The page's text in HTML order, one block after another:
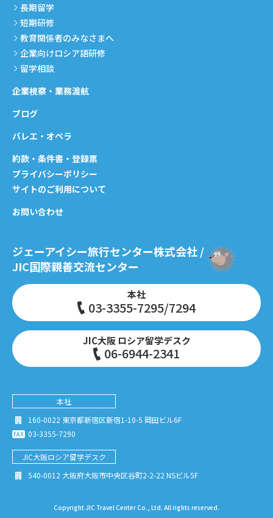
長期留学
短期研修
教育関係者のみなさまへ
企業向けロシア語研修
留学相談
企業視察・業務渡航
ブログ
バレエ・オペラ
約款・条件書・登録票
プライバシーポリシー
サイトのご利用について
お問い合わせ
ジェーアイシー旅行センター株式会社 /
JIC国際親善交流センター
本社
03-3355-7295/7294
JIC大阪 ロシア留学デスク
06-6944-2341
本社
160-0022 東京都新宿区新宿1-10-5 岡田ビル6F
03-3355-7290
JIC大阪ロシア留学デスク
540-0012 大阪府大阪市中央区谷町2-2-22 NSビル5F
Copyright JIC Travel Center Co., Ltd. All rights reserved.